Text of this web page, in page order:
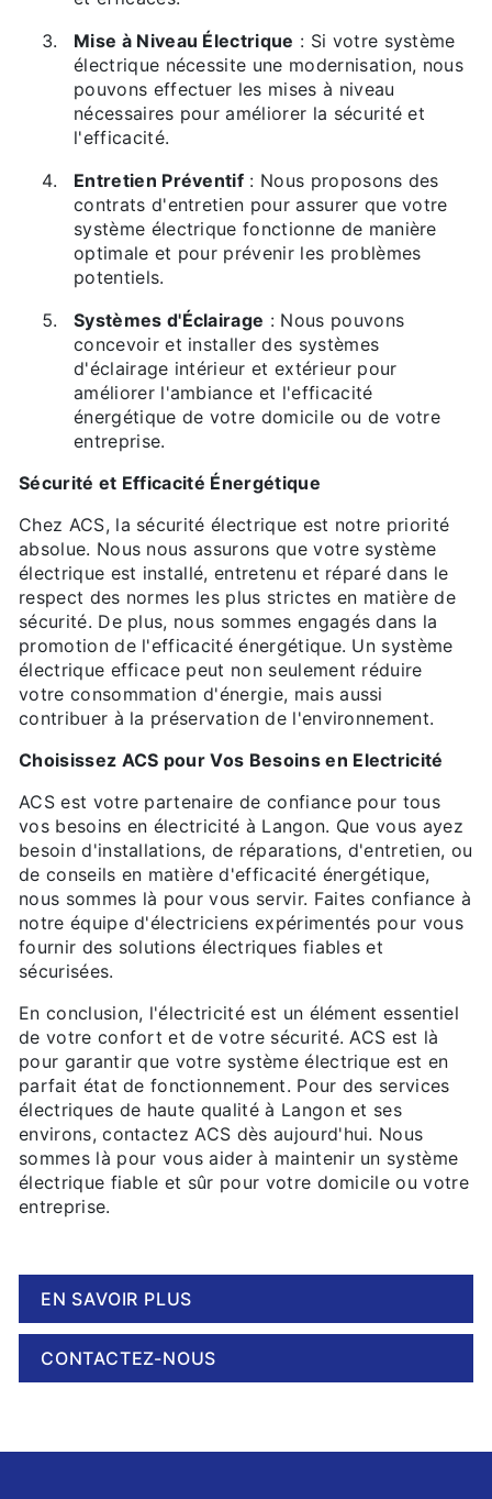
Mise à Niveau Électrique : Si votre système
électrique nécessite une modernisation, nous
pouvons effectuer les mises à niveau
nécessaires pour améliorer la sécurité et
l'efficacité.
Entretien Préventif : Nous proposons des
contrats d'entretien pour assurer que votre
système électrique fonctionne de manière
optimale et pour prévenir les problèmes
potentiels.
Systèmes d'Éclairage : Nous pouvons
concevoir et installer des systèmes
d'éclairage intérieur et extérieur pour
améliorer l'ambiance et l'efficacité
énergétique de votre domicile ou de votre
entreprise.
Sécurité et Efficacité Énergétique
Chez ACS, la sécurité électrique est notre priorité
absolue. Nous nous assurons que votre système
électrique est installé, entretenu et réparé dans le
respect des normes les plus strictes en matière de
sécurité. De plus, nous sommes engagés dans la
promotion de l'efficacité énergétique. Un système
électrique efficace peut non seulement réduire
votre consommation d'énergie, mais aussi
contribuer à la préservation de l'environnement.
Choisissez ACS pour Vos Besoins en Electricité
ACS est votre partenaire de confiance pour tous
vos besoins en électricité à Langon. Que vous ayez
besoin d'installations, de réparations, d'entretien, ou
de conseils en matière d'efficacité énergétique,
nous sommes là pour vous servir. Faites confiance à
notre équipe d'électriciens expérimentés pour vous
fournir des solutions électriques fiables et
sécurisées.
En conclusion, l'électricité est un élément essentiel
de votre confort et de votre sécurité. ACS est là
pour garantir que votre système électrique est en
parfait état de fonctionnement. Pour des services
électriques de haute qualité à Langon et ses
environs, contactez ACS dès aujourd'hui. Nous
sommes là pour vous aider à maintenir un système
électrique fiable et sûr pour votre domicile ou votre
entreprise.
EN SAVOIR PLUS
CONTACTEZ-NOUS